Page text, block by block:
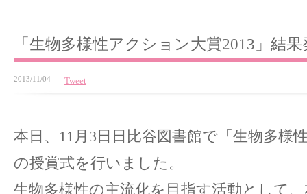
「生物多様性アクション大賞2013」結
2013/11/04 Tweet
本日、11月3日日比谷図書館で「生物多様
の授賞式を行いました。
生物多様性の主流化を目指す活動として